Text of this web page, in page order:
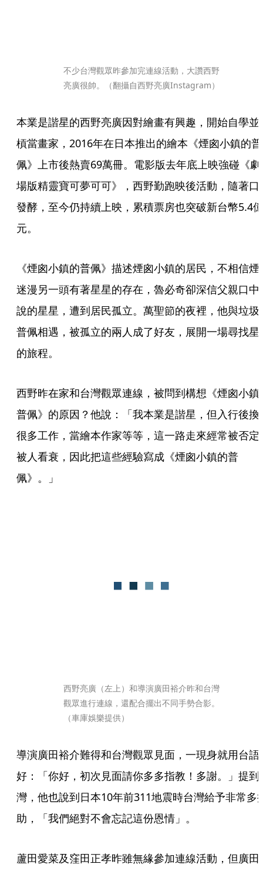
不少台灣觀眾昨參加完連線活動，大讚西野
亮廣很帥。（翻攝自西野亮廣Instagram）
本業是諧星的西野亮廣因對繪畫有興趣，開始自學並
槓當畫家，2016年在日本推出的繪本《煙囪小鎮的普
佩》上市後熱賣69萬冊。電影版去年底上映強碰《劇
場版精靈寶可夢可可》，西野勤跑映後活動，隨著口
發酵，至今仍持續上映，累積票房也突破新台幣5.4億
元。
《煙囪小鎮的普佩》描述煙囪小鎮的居民，不相信煙
迷漫另一頭有著星星的存在，魯必奇卻深信父親口中
說的星星，遭到居民孤立。萬聖節的夜裡，他與垃圾
普佩相遇，被孤立的兩人成了好友，展開一場尋找星
的旅程。
西野昨在家和台灣觀眾連線，被問到構想《煙囪小鎮
普佩》的原因？他說：「我本業是諧星，但入行後換
很多工作，當繪本作家等等，這一路走來經常被否定
被人看衰，因此把這些經驗寫成《煙囪小鎮的普
佩》。」
西野亮廣（左上）和導演廣田裕介昨和台灣
觀眾進行連線，還配合擺出不同手勢合影。
（車庫娛樂提供）
導演廣田裕介難得和台灣觀眾見面，一現身就用台語
好：「你好，初次見面請你多多指教！多謝。」提到
灣，他也說到日本10年前311地震時台灣給予非常多
助，「我們絕對不會忘記這份恩情」。
蘆田愛菜及窪田正孝昨雖無緣參加連線活動，但廣田